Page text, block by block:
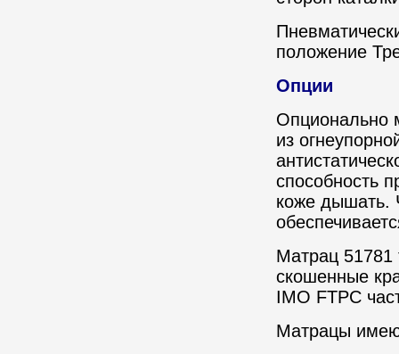
положение
Опции
Опционально
из
способность
коже дышать.
Матрац 51781
скошенные
IMO FTPC
Матрацы